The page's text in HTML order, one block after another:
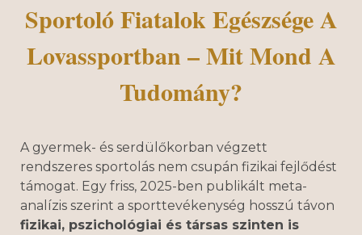
Sportoló Fiatalok Egészsége A
Lovassportban – Mit Mond A
Tudomány?
A gyermek- és serdülőkorban végzett
rendszeres sportolás nem csupán fizikai fejlődést
támogat. Egy friss, 2025-ben publikált meta-
analízis szerint a sporttevékenység hosszú távon
fizikai, pszichológiai és társas szinten is